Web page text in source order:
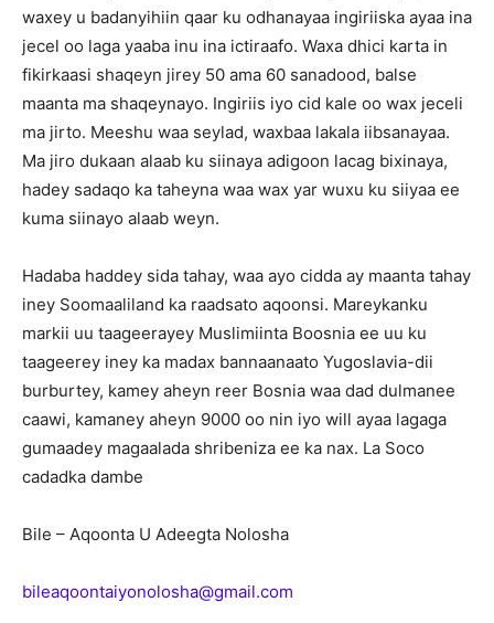
waxey u badanyihiin qaar ku odhanayaa ingiriiska ayaa ina
jecel oo laga yaaba inu ina ictiraafo. Waxa dhici karta in
fikirkaasi shaqeyn jirey 50 ama 60 sanadood, balse
maanta ma shaqeynayo. Ingiriis iyo cid kale oo wax jeceli
ma jirto. Meeshu waa seylad, waxbaa lakala iibsanayaa.
Ma jiro dukaan alaab ku siinaya adigoon lacag bixinaya,
hadey sadaqo ka taheyna waa wax yar wuxu ku siiyaa ee
kuma siinayo alaab weyn.
Hadaba haddey sida tahay, waa ayo cidda ay maanta tahay
iney Soomaaliland ka raadsato aqoonsi. Mareykanku
markii uu taageerayey Muslimiinta Boosnia ee uu ku
taageerey iney ka madax bannaanaato Yugoslavia-dii
burburtey, kamey aheyn reer Bosnia waa dad dulmanee
caawi, kamaney aheyn 9000 oo nin iyo will ayaa lagaga
gumaadey magaalada shribeniza ee ka nax. La Soco
cadadka dambe
Bile – Aqoonta U Adeegta Nolosha
bileaqoontaiyonolosha@gmail.com